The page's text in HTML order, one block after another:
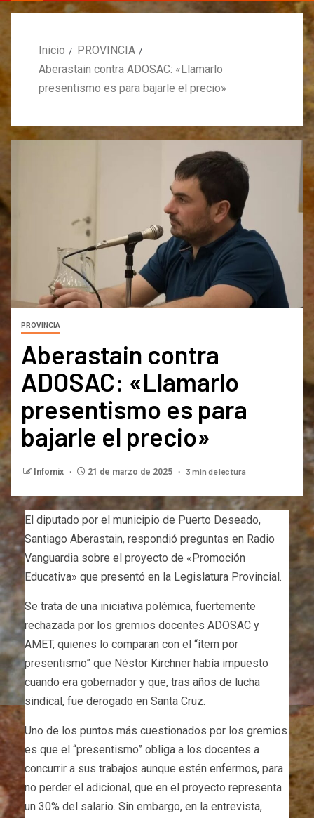
Inicio
PROVINCIA
Aberastain contra ADOSAC: «Llamarlo
presentismo es para bajarle el precio»
PROVINCIA
Aberastain contra
ADOSAC: «Llamarlo
presentismo es para
bajarle el precio»
Infomix 21 de marzo de 2025 3 min de lectura
El diputado por el municipio de Puerto Deseado,
Santiago Aberastain, respondió preguntas en Radio
Vanguardia sobre el proyecto de «Promoción
Educativa» que presentó en la Legislatura Provincial.
Se trata de una iniciativa polémica, fuertemente
rechazada por los gremios docentes ADOSAC y
AMET, quienes lo comparan con el “ítem por
presentismo” que Néstor Kirchner había impuesto
cuando era gobernador y que, tras años de lucha
sindical, fue derogado en Santa Cruz.
Uno de los puntos más cuestionados por los gremios
es que el “presentismo” obliga a los docentes a
concurrir a sus trabajos aunque estén enfermos, para
no perder el adicional, que en el proyecto representa
un 30% del salario. Sin embargo, en la entrevista,